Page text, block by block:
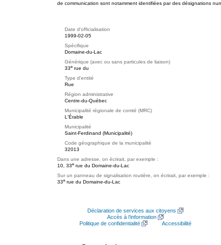
de communication sont notamment identifiées par des désignations
Date d'officialisation
1999-02-05
Spécifique
Domaine-du-Lac
Générique (avec ou sans particules de liaison)
33e rue du
Type d'entité
Rue
Région administrative
Centre-du-Québec
Municipalité régionale de comté (MRC)
L'Érable
Municipalité
Saint-Ferdinand (Municipalité)
Code géographique de la municipalité
32013
Dans une adresse, on écrirait, par exemple :
10, 33e rue du Domaine-du-Lac
Sur un panneau de signalisation routière, on écrirait, par exemple :
33e rue du Domaine-du-Lac
Déclaration de services aux citoyens
Accès à l’information
Politique de confidentialité
Accessibilité